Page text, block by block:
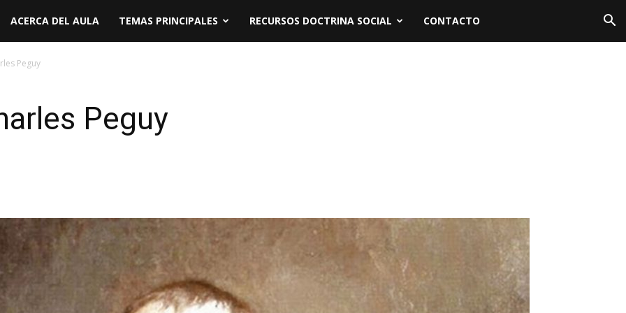
ACERCA DEL AULA TEMAS PRINCIPALES RECURSOS DOCTRINA SOCIAL CONTACTO
Peguy
Peguy